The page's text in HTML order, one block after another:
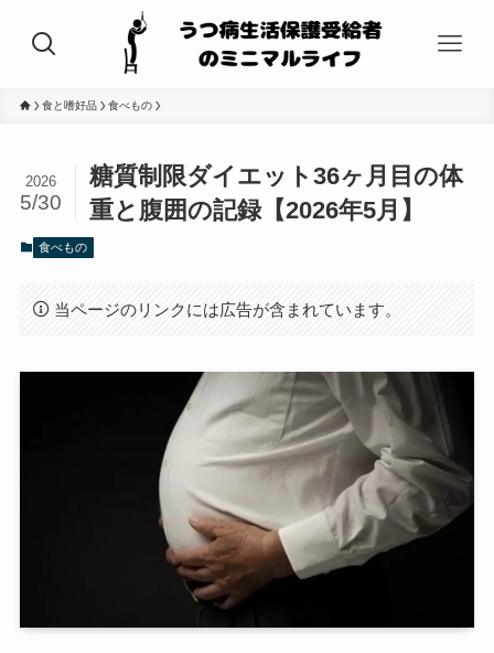
食と嗜好品 食べもの
糖質制限ダイエット36ヶ月目の体
重と腹囲の記録【2026年5月】
2026
5/30
食べもの
当ページのリンクには広告が含まれています。